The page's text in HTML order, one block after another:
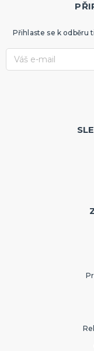
Přihlaste se k odběru